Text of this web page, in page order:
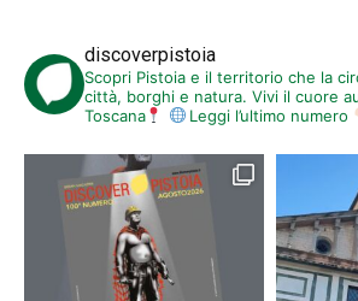
discoverpistoia
Scopri Pistoia e il territorio che la
città, borghi e natura. Vivi il cuore
Toscana
Leggi l’ultimo numero